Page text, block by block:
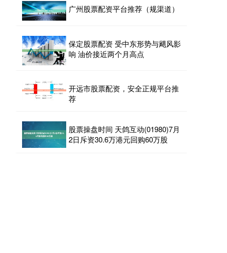
广州股票配资平台推荐（规渠道）
保定股票配资 受中东形势与飓风影
响 油价接近两个月高点
开远市股票配资，安全正规平台推
荐
股票操盘时间 天鸽互动(01980)7月
2日斥资30.6万港元回购60万股